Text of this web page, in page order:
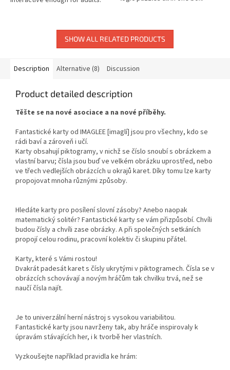
SHOW ALL RELATED PRODUCTS
Description Alternative (8) Discussion
Product detailed description
Těšte se na nové asociace a na nové příběhy.
Fantastické karty od IMAGLEE [imaglí] jsou pro všechny, kdo se
rádi baví a zároveň i učí.
Karty obsahují piktogramy, v nichž se číslo snoubí s obrázkem a
vlastní barvu; čísla jsou buď ve velkém obrázku uprostřed, nebo
ve třech vedlejších obrázcích u okrajů karet. Díky tomu lze karty
propojovat mnoha různými způsoby.
Hledáte karty pro posílení slovní zásoby? Anebo naopak
matematický solitér? Fantastické karty se vám přizpůsobí. Chvíli
budou čísly a chvíli zase obrázky. A při společných setkáních
propojí celou rodinu, pracovní kolektiv či skupinu přátel.
Karty, které s Vámi rostou!
Dvakrát padesát karet s čísly ukrytými v piktogramech. Čísla se v
obrázcích schovávají a novým hráčům tak chvilku trvá, než se
naučí čísla najít.
Je to univerzální herní nástroj s vysokou variabilitou.
Fantastické karty jsou navrženy tak, aby hráče inspirovaly k
úpravám stávajících her, i k tvorbě her vlastních.
Vyzkoušejte například pravidla ke hrám: